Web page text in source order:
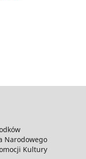
Narodowego
Kultury